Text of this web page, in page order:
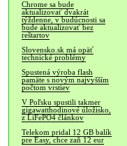
Chrome sa bude
aktualizovať dvakrát
týždenne, v budúcnosti sa
bude aktualizovať bez
reštartov
Slovensko.sk má opäť
technické problémy
Spustená výroba flash
pamäte s novým najvyšším
počtom vrstiev
V Poľsku spustili takmer
gigawatthodinové úložisko,
z LiFePO4 článkov
Telekom pridal 12 GB balík
pre Easy, chce zaň 12 eur